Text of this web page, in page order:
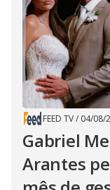
FEED TV/ 04/08/
Gabriel
Arantes